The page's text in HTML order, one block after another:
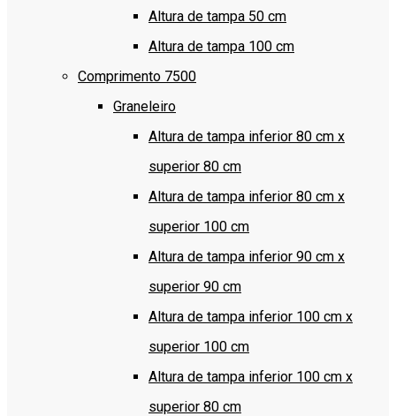
Altura de tampa 50 cm
Altura de tampa 100 cm
Comprimento 7500
Graneleiro
Altura de tampa inferior 80 cm x
superior 80 cm
Altura de tampa inferior 80 cm x
superior 100 cm
Altura de tampa inferior 90 cm x
superior 90 cm
Altura de tampa inferior 100 cm x
superior 100 cm
Altura de tampa inferior 100 cm x
superior 80 cm